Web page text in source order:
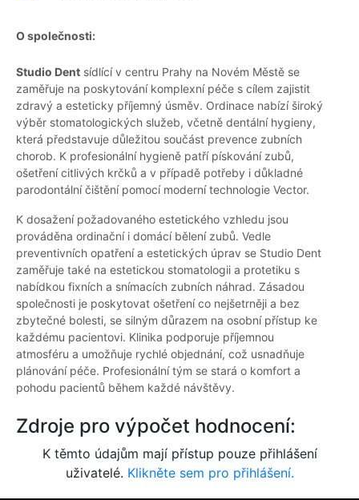
O společnosti:
Studio Dent sídlící v centru Prahy na Novém Městě se
zaměřuje na poskytování komplexní péče s cílem zajistit
zdravý a esteticky příjemný úsměv. Ordinace nabízí široký
výběr stomatologických služeb, včetně dentální hygieny,
která představuje důležitou součást prevence zubních
chorob. K profesionální hygieně patří pískování zubů,
ošetření citlivých krčků a v případě potřeby i důkladné
parodontální čištění pomocí moderní technologie Vector.
K dosažení požadovaného estetického vzhledu jsou
prováděna ordinační i domácí bělení zubů. Vedle
preventivních opatření a estetických úprav se Studio Dent
zaměřuje také na estetickou stomatologii a protetiku s
nabídkou fixních a snímacích zubních náhrad. Zásadou
společnosti je poskytovat ošetření co nejšetrněji a bez
zbytečné bolesti, se silným důrazem na osobní přístup ke
každému pacientovi. Klinika podporuje příjemnou
atmosféru a umožňuje rychlé objednání, což usnadňuje
plánování péče. Profesionální tým se stará o komfort a
pohodu pacientů během každé návštěvy.
Zdroje pro výpočet hodnocení:
K těmto údajům mají přístup pouze přihlášení
uživatelé. Klikněte sem pro přihlášení.